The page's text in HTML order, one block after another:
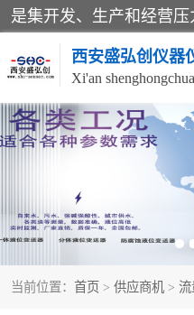
西安盛弘创仪器
当前位置： 首页 > 供应商机 > 流
压力变送器
液位变送器
位移传感器